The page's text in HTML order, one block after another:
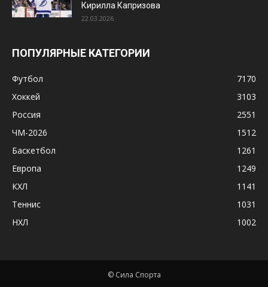
Кирилла Капризова
22.03.2026
ПОПУЛЯРНЫЕ КАТЕГОРИИ
Футбол
7170
Хоккей
3103
Россия
2551
ЧМ-2026
1512
Баскетбол
1261
Европа
1249
КХЛ
1141
Теннис
1031
НХЛ
1002
© Сила Спорта